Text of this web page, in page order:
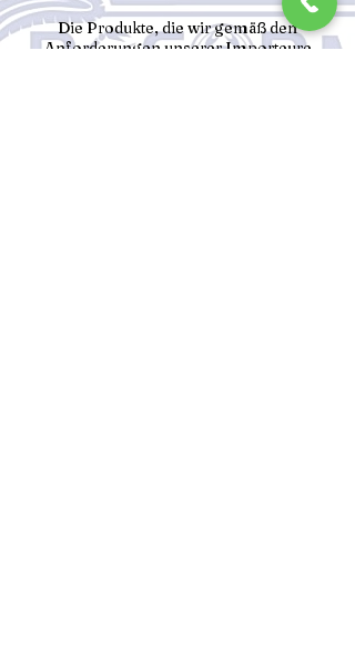
Die Produkte, die wir gemäß den
Anforderungen unserer Importeure